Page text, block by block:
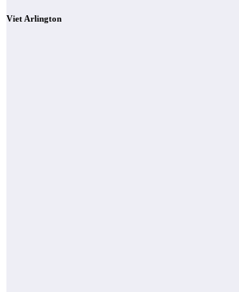
Viet Arlington